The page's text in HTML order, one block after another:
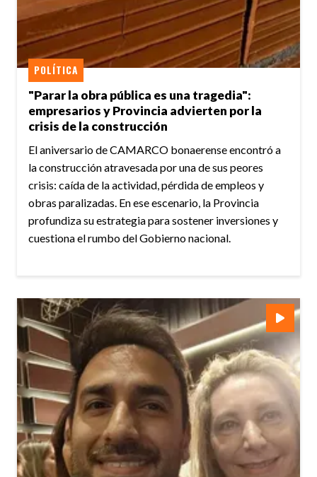
"Parar la obra pública es una tragedia":
empresarios y Provincia advierten por la
crisis de la construcción
POLÍTICA
El aniversario de CAMARCO bonaerense encontró a
la construcción atravesada por una de sus peores
crisis: caída de la actividad, pérdida de empleos y
obras paralizadas. En ese escenario, la Provincia
profundiza su estrategia para sostener inversiones y
cuestiona el rumbo del Gobierno nacional.